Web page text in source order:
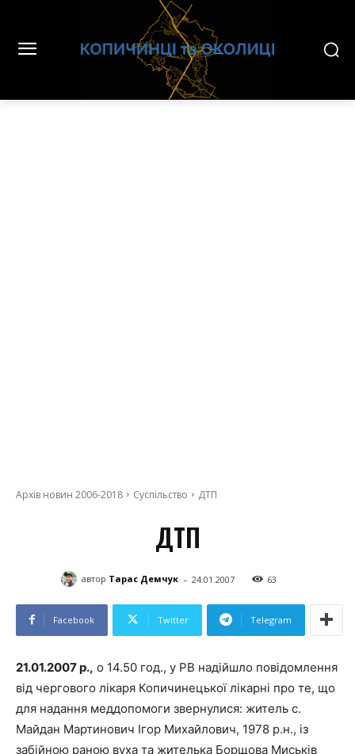
Архів новин 2006-2018 Суспільство ДТП
ДТП
автор Тарас Демчук - 24.01.2007 63
Facebook Twitter Telegram
21.01.2007 р., о 14.50 год., у РВ надійшло повідомлення
від чергового лікаря Копичинецької лiкарнi про те, що
для надання меддопомоги звернулися: житель с.
Майдан Мартинович Iгор Михайлович, 1978 р.н., iз
забійною раною вуха та жителька Борщова Миськiв